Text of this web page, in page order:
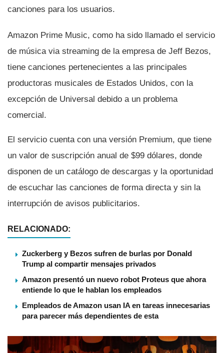
canciones para los usuarios.
Amazon Prime Music, como ha sido llamado el servicio
de música via streaming de la empresa de Jeff Bezos,
tiene canciones pertenecientes a las principales
productoras musicales de Estados Unidos, con la
excepción de Universal debido a un problema
comercial.
El servicio cuenta con una versión Premium, que tiene
un valor de suscripción anual de $99 dólares, donde
disponen de un catálogo de descargas y la oportunidad
de escuchar las canciones de forma directa y sin la
interrupción de avisos publicitarios.
RELACIONADO:
Zuckerberg y Bezos sufren de burlas por Donald
Trump al compartir mensajes privados
Amazon presentó un nuevo robot Proteus que ahora
entiende lo que le hablan los empleados
Empleados de Amazon usan IA en tareas innecesarias
para parecer más dependientes de esta